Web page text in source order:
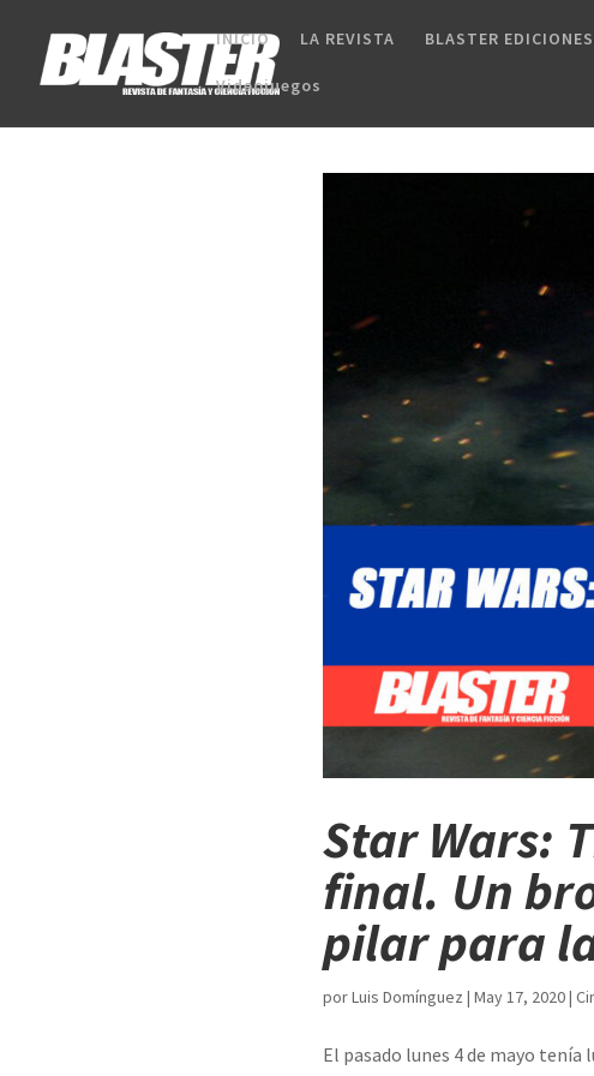
INICIO LA REVISTA BLASTER EDICIONES
Videojuegos
Star Wars:
final. Un
pilar para
porLuis Domínguez | May 17, 2020|
El pasado lunes 4 de mayo